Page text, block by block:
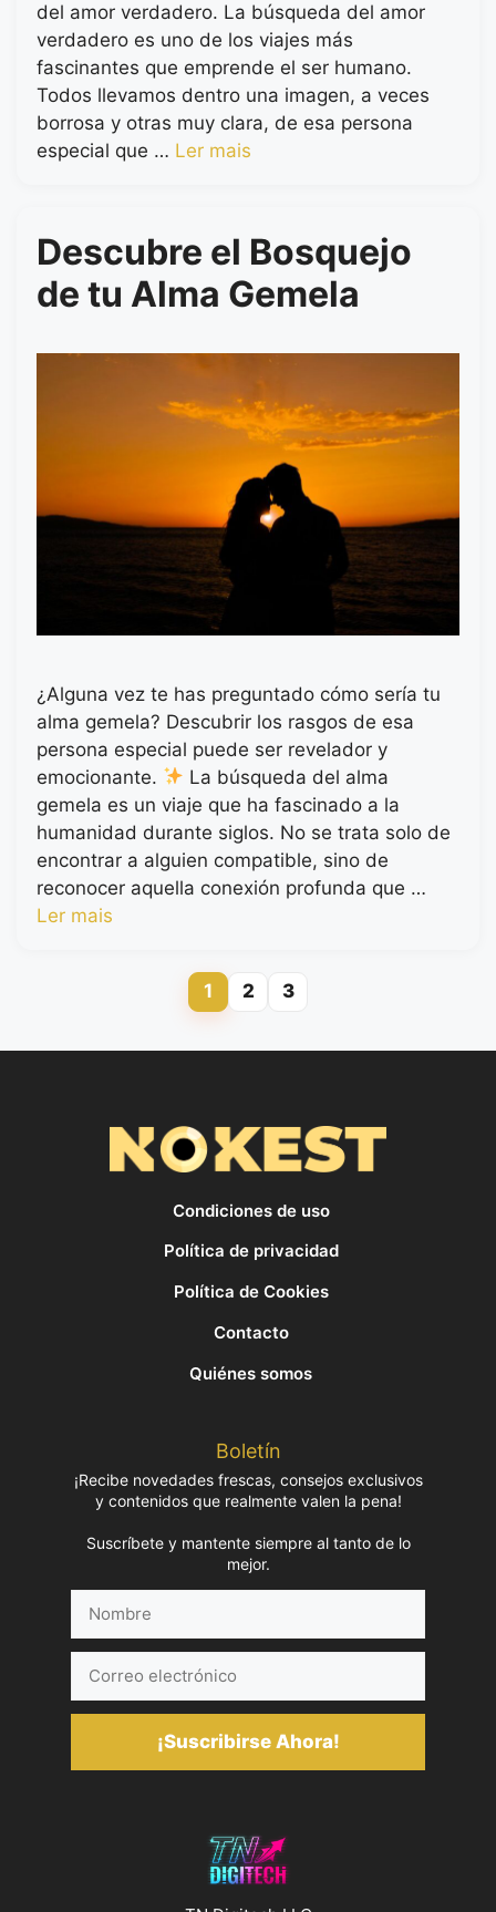
del amor verdadero. La búsqueda del amor
verdadero es uno de los viajes más
fascinantes que emprende el ser humano.
Todos llevamos dentro una imagen, a veces
borrosa y otras muy clara, de esa persona
especial que … Ler mais
Descubre el Bosquejo
de tu Alma Gemela
¿Alguna vez te has preguntado cómo sería tu
alma gemela? Descubrir los rasgos de esa
persona especial puede ser revelador y
emocionante.
La búsqueda del alma
gemela es un viaje que ha fascinado a la
humanidad durante siglos. No se trata solo de
encontrar a alguien compatible, sino de
reconocer aquella conexión profunda que …
Ler mais
Page
1 Page
2 Page
3
Condiciones de uso
Política de privacidad
Política de Cookies
Contacto
Quiénes somos
Boletín
¡Recibe novedades frescas, consejos exclusivos
y contenidos que realmente valen la pena!
Suscríbete y mantente siempre al tanto de lo
mejor.
electrónico
¡Suscribirse Ahora!